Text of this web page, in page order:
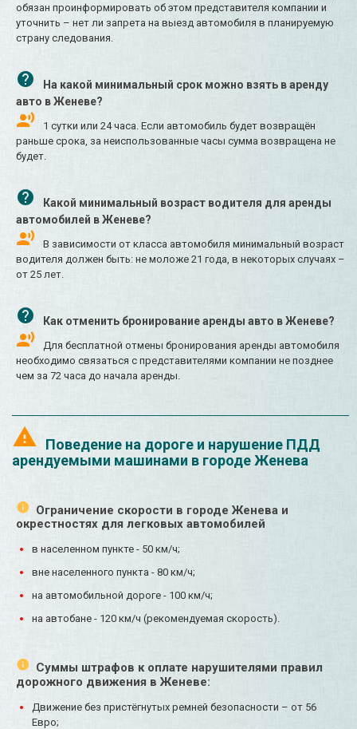
обязан проинформировать об этом представителя компании и
уточнить – нет ли запрета на выезд автомобиля в планируемую
страну следования.
На какой минимальный срок можно взять в аренду
авто в Женеве?
1 сутки или 24 часа. Если автомобиль будет возвращён
раньше срока, за неиспользованные часы сумма возвращена не
будет.
Какой минимальный возраст водителя для аренды
автомобилей в Женеве?
В зависимости от класса автомобиля минимальный возраст
водителя должен быть: не моложе 21 года, в некоторых случаях –
от 25 лет.
Как отменить бронирование аренды авто в Женеве?
Для бесплатной отмены бронирования аренды автомобиля
необходимо связаться с представителями компании не позднее
чем за 72 часа до начала аренды.
Поведение на дороге и нарушение ПДД
арендуемыми машинами в городе Женева
Ограничение скорости в городе Женева и
окрестностях для легковых автомобилей
в населенном пункте - 50 км/ч;
вне населенного пункта - 80 км/ч;
на автомобильной дороге - 100 км/ч;
на автобане - 120 км/ч (рекомендуемая скорость).
Суммы штрафов к оплате нарушителями правил
дорожного движения в Женеве:
Движение без пристёгнутых ремней безопасности – от 56
Евро;